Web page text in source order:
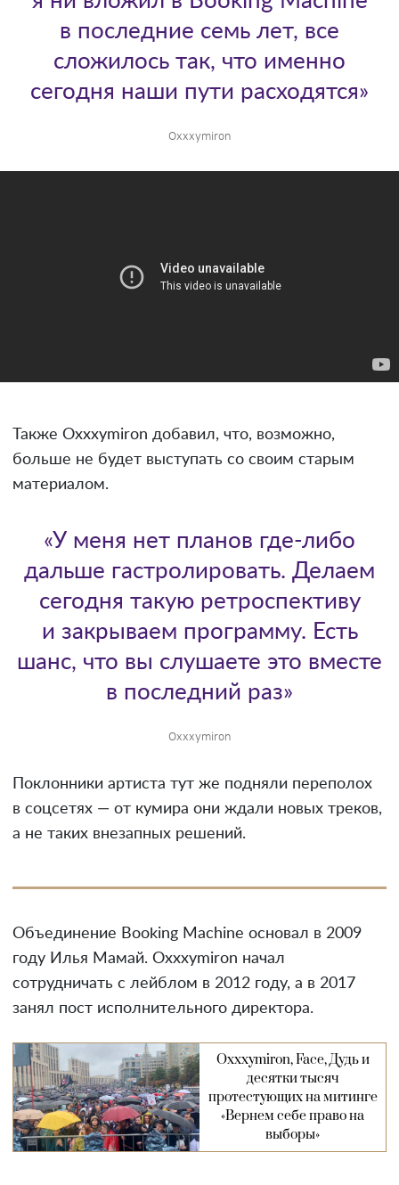
Oxxxymiron
в последние семь лет, все
сложилось так, что именно
сегодня наши пути расходятся»
Также Oxxxymiron добавил, что, возможно,
больше не будет выступать со своим старым
материалом.
Oxxxymiron
«У меня нет планов где-либо
дальше гастролировать. Делаем
сегодня такую ретроспективу
и закрываем программу. Есть
шанс, что вы слушаете это вместе
в последний раз»
Поклонники артиста тут же подняли переполох
в соцсетях — от кумира они ждали новых треков,
а не таких внезапных решений.
Объединение Booking Machine основал в 2009
году Илья Мамай. Oxxxymiron начал
сотрудничать с лейблом в 2012 году, а в 2017
занял пост исполнительного директора.
Oxxxymiron, Face, Дудь и
десятки тысяч
протестующих на митинге
«Вернем себе право на
выборы»